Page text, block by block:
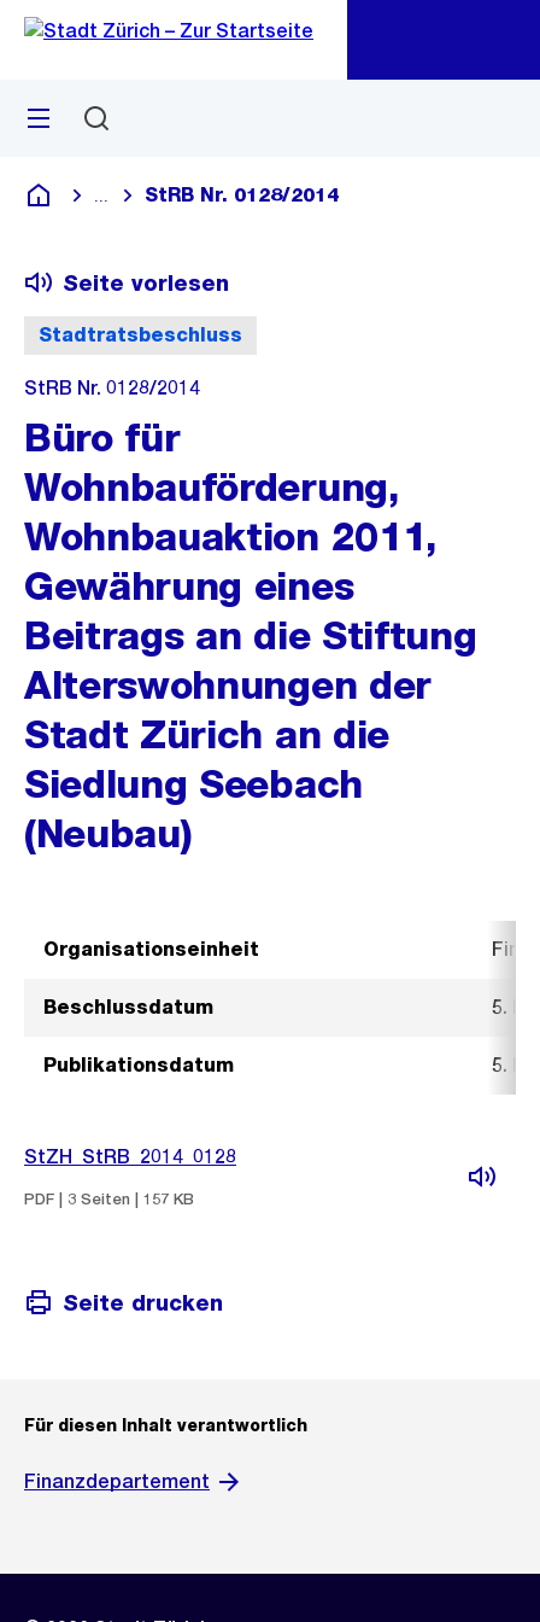
Navigation
Sprunglink
Menü
Deutsch
Blende alle Breadcrumbs ein
StRB Nr. 0128/2014
Stadtratsbeschluss
Seite vorlesen
StRB Nr. 0128/2014
Büro für
Wohnbauförderung,
Wohnbauaktion 2011,
Gewährung eines
Beitrags an die Stiftung
Alterswohnungen der
Stadt Zürich an die
Siedlung Seebach
(Neubau)
Organisationseinheit
Beschlussdatum 5.
Publikationsdatum 5.
StZH_StRB_2014_0128
PDF | 3 Seiten | 157 KB
Seite drucken
Für diesen Inhalt verantwortlich
Finanzdepartement